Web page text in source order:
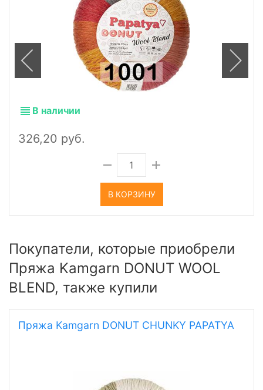
В наличии
326,20 руб.
В КОРЗИНУ
Покупатели, которые приобрели
Пряжа Kamgarn DONUT WOOL
BLEND, также купили
Пряжа Kamgarn DONUT CHUNKY PAPATYA